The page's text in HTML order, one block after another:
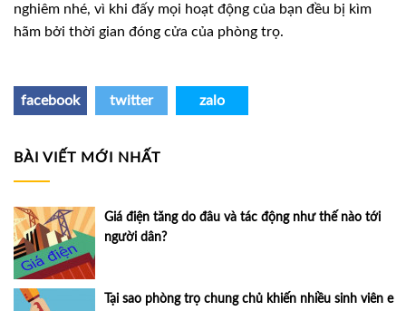
nghiêm nhé, vì khi đấy mọi hoạt động của bạn đều bị kìm
hãm bởi thời gian đóng cửa của phòng trọ.
facebook twitter zalo
BÀI VIẾT MỚI NHẤT
Giá điện tăng do đâu và tác động như thế nào tới
người dân?
Tại sao phòng trọ chung chủ khiến nhiều sinh viên e